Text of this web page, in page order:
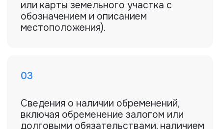
Часто задаваемые
вопросы